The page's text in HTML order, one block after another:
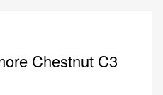
Chestnut C3